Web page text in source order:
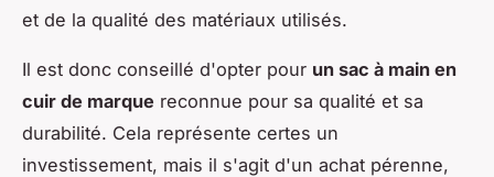
et de la qualité des matériaux utilisés.
Il est donc conseillé d'opter pour un sac à main en
cuir de marque reconnue pour sa qualité et sa
durabilité. Cela représente certes un
investissement, mais il s'agit d'un achat pérenne,